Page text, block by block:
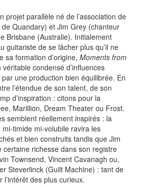
projet parallèle né de l’association de
Quandary) et Jim Grey (chanteur
Brisbane (Australie). Initialement
guitariste de se lâcher plus qu’il ne
sa formation d’origine, Moments from
condensé d’influences
une production bien équilibrée. En
l’étendue de son talent, de son
d’inspiration : citons pour la
Marillion, Dream Theater ou Frost.
semblent réellement inspirés : la
timide mi-volubile ravira les
et bien construits tandis que Jim
certaine richesse dans son registre
Townsend, Vincent Cavanagh ou,
Steverlinck (Guilt Machine) : tant de
des plus curieux.